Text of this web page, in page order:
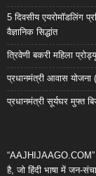
5 दिवसीय एयरोमॉडलिंग
वैज्ञानिक सिद्धांत
त्रिवेणी बकरी महिला
प्रधानमंत्री आवास योजना
प्रधानमंत्री सूर्यघर मुफ्त
“AAJHIJAAGO.COM”
है, जो हिंदी भाषा में जन-